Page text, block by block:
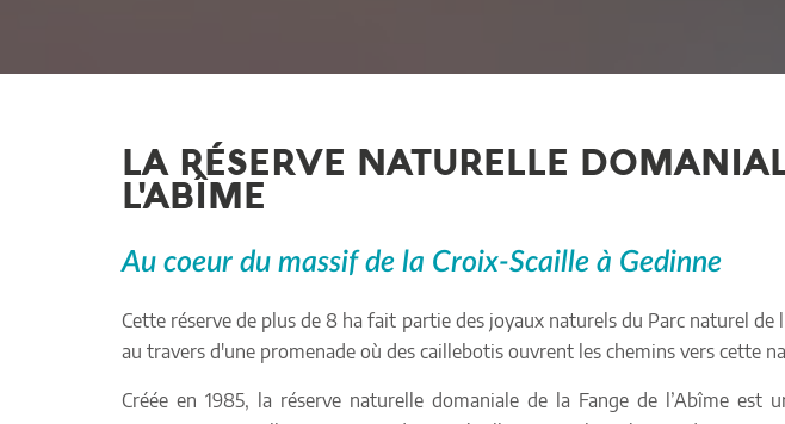
LA RÉSERVE NATURELLE
L'ABÎME
Au coeur du massif de la Croix-Scaille à Gedinne
Cette réserve de plus de 8 ha fait partie des joyaux naturels du Parc naturel de
au travers d'une promenade où des caillebotis ouvrent les chemins vers cette
Créée en 1985, la réserve naturelle domaniale de la Fange de l’Abîme est